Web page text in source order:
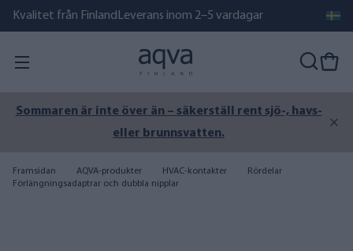
Kvalitet från Finland Leverans inom 2–5 vardagar
Sommaren är inte över än – säkerställ rent sjö-, havs-
eller brunnsvatten.
Framsidan AQVA-produkter HVAC-kontakter
Rördelar
Förlängningsadaptrar och dubbla nipplar